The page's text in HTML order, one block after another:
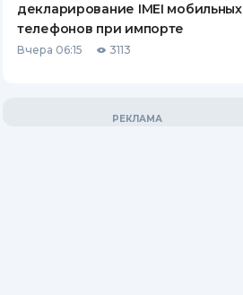
декларирование IMEI мобильных
телефонов при импорте
Вчера 06:15 3113